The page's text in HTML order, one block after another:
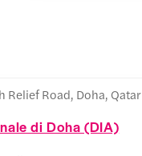
Relief Road, Doha, Qatar
di Doha (DIA)